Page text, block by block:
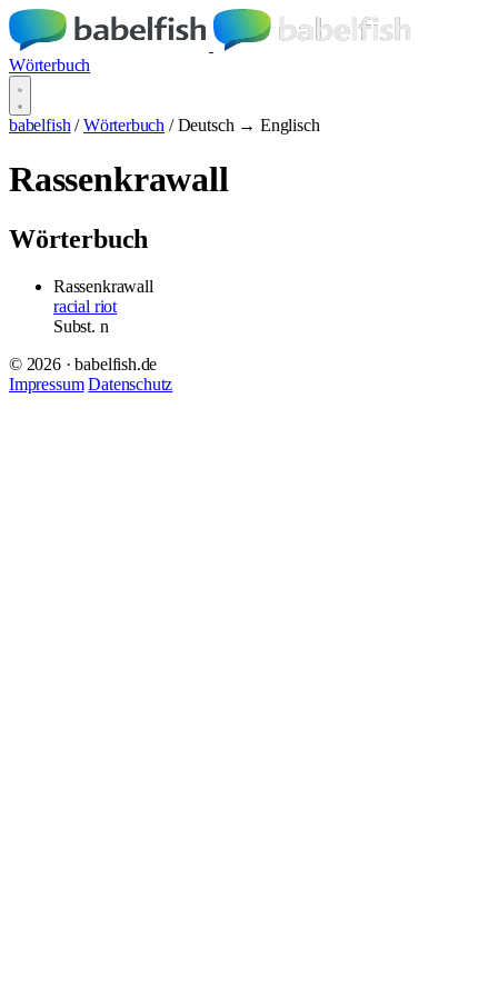
Wörterbuch
babelfish / Wörterbuch / Deutsch → Englisch
Rassenkrawall
Wörterbuch
Rassenkrawall
racial riot
Subst. n
© 2026 · babelfish.de
Impressum Datenschutz